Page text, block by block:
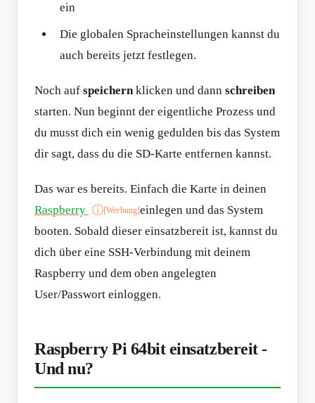
ein
Die globalen Spracheinstellungen kannst du
auch bereits jetzt festlegen.
Noch auf speichernklicken und dann schreiben
starten. Nun beginnt der eigentliche Prozess und
du musst dich ein wenig gedulden bis das System
dir sagt, dass du die SD-Karte entfernen kannst.
Das war es bereits. Einfach die Karte in deinen
Raspberry ⓘ[Werbung]einlegen und das System
booten. Sobald dieser einsatzbereit ist, kannst du
dich über eine SSH-Verbindung mit deinem
Raspberry und dem oben angelegten
User/Passwort einloggen.
Raspberry Pi 64bit einsatzbereit -
Und nu?